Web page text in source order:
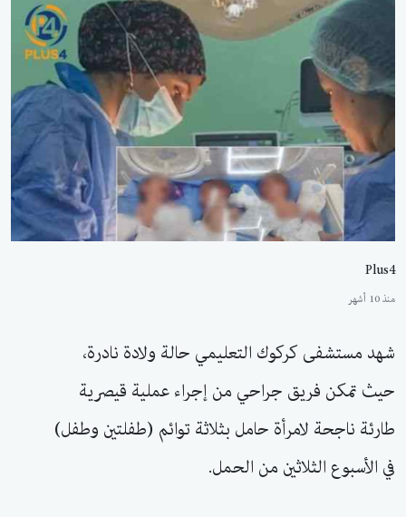
Plus4
منذ 10 أشهر
شهد مستشفى كركوك التعليمي حالة ولادة نادرة،
حيث تمكن فريق جراحي من إجراء عملية قيصرية
طارئة ناجحة لامرأة حامل بثلاثة توائم (طفلتين وطفل)
في الأسبوع الثلاثين من الحمل.